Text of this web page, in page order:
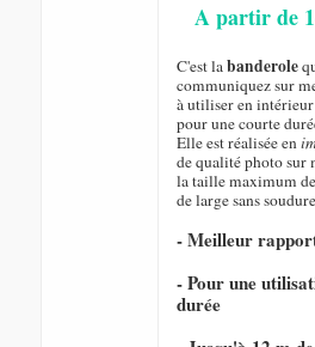
A partir de
C'est labanderole
communiquez sur
à utiliser en
pour une courte
Elle est réalisée en
de qualité photo sur
la taille maximum
de large sans
- Meilleur
- Pour une
durée